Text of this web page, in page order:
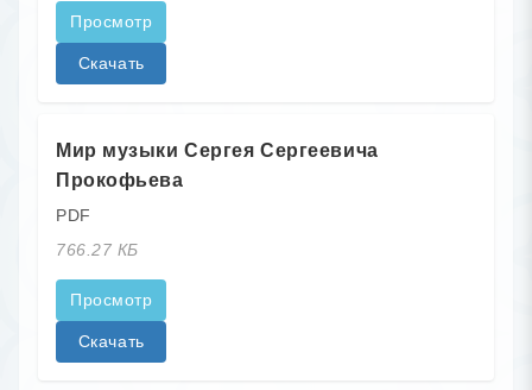
Просмотр
Скачать
Мир музыки Сергея Сергеевича
Прокофьева
PDF
766.27 КБ
Просмотр
Скачать